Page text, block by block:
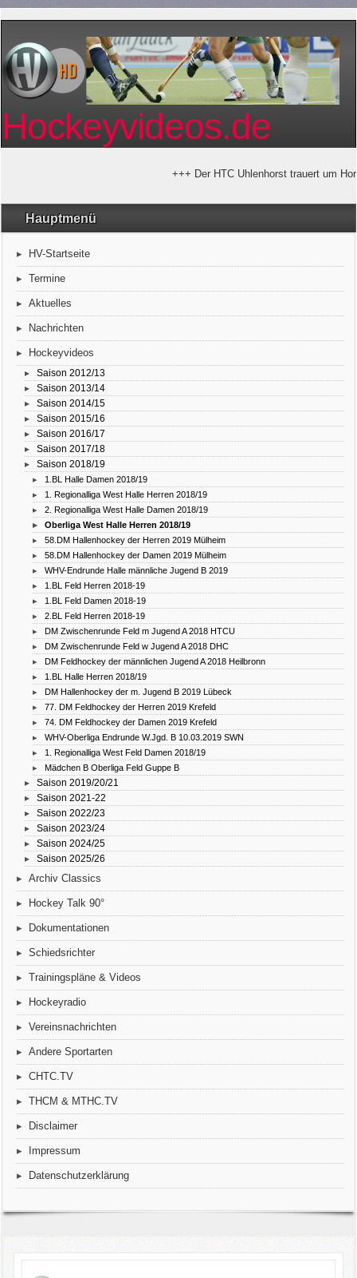
Hockeyvideos.de
+++ Der HTC Uhlenhorst trauert um
Hauptmenü
HV-Startseite
Termine
Aktuelles
Nachrichten
Hockeyvideos
Saison 2012/13
Saison 2013/14
Saison 2014/15
Saison 2015/16
Saison 2016/17
Saison 2017/18
Saison 2018/19
1.BL Halle Damen 2018/19
1. Regionalliga West Halle Herren 2018/19
2. Regionalliga West Halle Damen 2018/19
Oberliga West Halle Herren 2018/19
58.DM Hallenhockey der Herren 2019 Mülheim
58.DM Hallenhockey der Damen 2019 Mülheim
WHV-Endrunde Halle männliche Jugend B 2019
1.BL Feld Herren 2018-19
1.BL Feld Damen 2018-19
2.BL Feld Herren 2018-19
DM Zwischenrunde Feld m Jugend A 2018 HTCU
DM Zwischenrunde Feld w Jugend A 2018 DHC
DM Feldhockey der männlichen Jugend A 2018 Heilbronn
1.BL Halle Herren 2018/19
DM Hallenhockey der m. Jugend B 2019 Lübeck
77. DM Feldhockey der Herren 2019 Krefeld
74. DM Feldhockey der Damen 2019 Krefeld
WHV-Oberliga Endrunde W.Jgd. B 10.03.2019 SWN
1. Regionalliga West Feld Damen 2018/19
Mädchen B Oberliga Feld Guppe B
Saison 2019/20/21
Saison 2021-22
Saison 2022/23
Saison 2023/24
Saison 2024/25
Saison 2025/26
Archiv Classics
Hockey Talk 90°
Dokumentationen
Schiedsrichter
Trainingspläne & Videos
Hockeyradio
Vereinsnachrichten
Andere Sportarten
CHTC.TV
THCM & MTHC.TV
Disclaimer
Impressum
Datenschutzerklärung